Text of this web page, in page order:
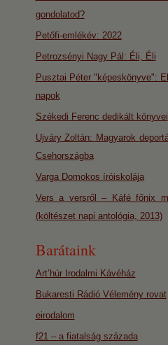
gondolatod?
Petőfi-emlékév: 2022
Petrozsényi Nagy Pál: Éli, Éli
Pusztai Péter "képeskönyve":
napok
Székedi Ferenc dedikált könyvei
Ujváry Zoltán: Magyarok
Csehországba
Varga Domokos íróiskolája
Vers a versről – Káfé főnix
(költészet napi antológia, 2013)
Barátaink
Art’húr Irodalmi Kávéház
Bukaresti Rádió Vélemény rovat
eirodalom
f21 – a fiatalság százada